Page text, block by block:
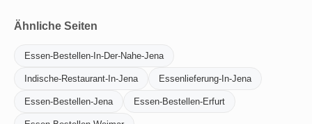
Ähnliche Seiten
Essen-Bestellen-In-Der-Nahe-Jena
Indische-Restaurant-In-Jena Essenlieferung-In-Jena
Essen-Bestellen-Jena Essen-Bestellen-Erfurt